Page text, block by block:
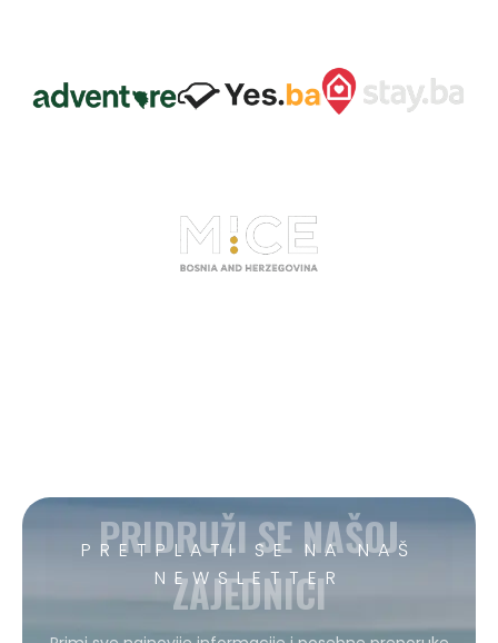
PRETPLATI SE NA NAŠ
NEWSLETTER
PRIDRUŽI SE NAŠOJ
ZAJEDNICI